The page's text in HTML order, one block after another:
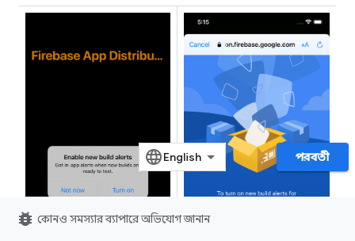
পরবর্তী
bug_report কোনও সমস্যার ব্যাপারে অভিযোগ জানান